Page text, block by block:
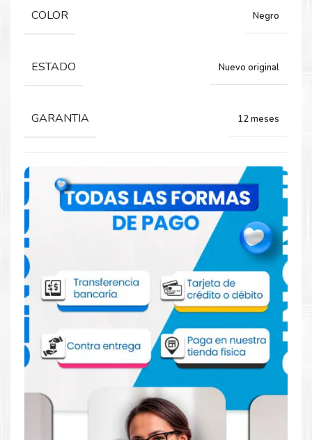
Comprar Toner Lexmark 83D0HK0 Negro
para impresoras 942 943 944
Aprovecha nuestra experiencia y atención para adquirir tus
productos. Tenemos promociones todos los dias. Escríbenos o
visítanos hoy para encontrar la solución perfecta para tu
impresora
Toner Lexmark 83D0HK0 Negro
para impresoras 942 943 944 .
Dónde comprar Toner para impresoras
942 943 944 en Lima o para provincia
COLOR Negro
ESTADO Nuevo original
GARANTIA 12 meses